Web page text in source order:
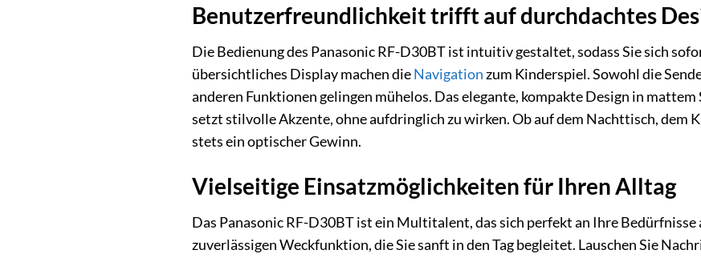
Benutzerfreundlichkeit trifft auf durchdachtes
Die Bedienung des Panasonic RF-D30BT ist intuitiv gestaltet, sodass Sie sich
übersichtliches Display machen dieNavigationzum Kinderspiel. Sowohl die
anderen Funktionen gelingen mühelos. Das elegante, kompakte Design in
setzt stilvolle Akzente, ohne aufdringlich zu wirken. Ob auf dem Nachttisch, dem
stets ein optischer Gewinn.
Vielseitige Einsatzmöglichkeiten für Ihren Alltag
Das Panasonic RF-D30BT ist ein Multitalent, das sich perfekt an Ihre Bedürfnisse
zuverlässigen Weckfunktion, die Sie sanft in den Tag begleitet. Lauschen Sie